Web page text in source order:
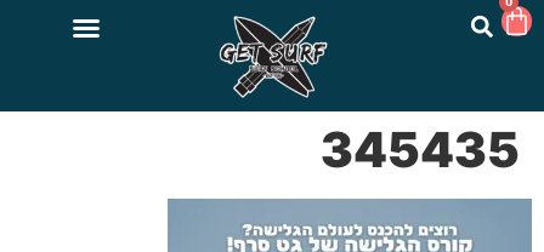
345435